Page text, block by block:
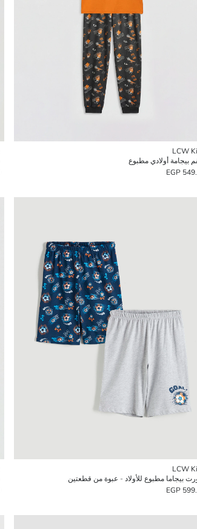
LCW
بيجامة أولادي مطبوع
LCW
بيجاما مطبوع للأولاد - عبوة من قطعتين